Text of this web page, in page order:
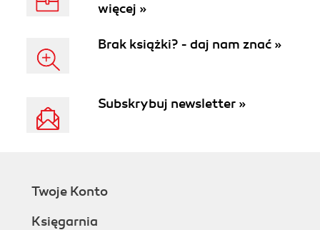
więcej »
Brak książki? - daj nam znać »
Subskrybuj newsletter »
Twoje Konto
Księgarnia